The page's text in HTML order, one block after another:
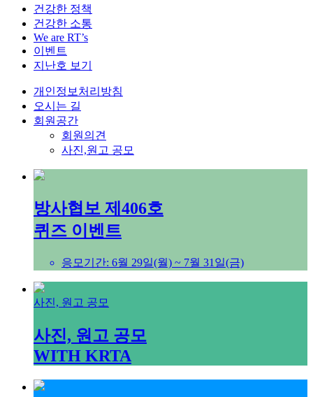
건강한 정책
건강한 소통
We are RT’s
이벤트
지난호 보기
개인정보처리방침
오시는 길
회원공간
회원의견
사진,원고 공모
방사협보 제406호
퀴즈 이벤트
응모기간: 6월 29일(월) ~ 7월 31일(금)
사진, 원고 공모
사진, 원고 공모
WITH KRTA